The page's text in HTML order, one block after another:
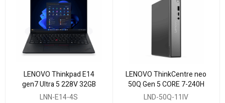
LENOVO ThinkCentre neo
50Q Gen 5 CORE 7-240H
16GB 512NVME WIN11P
LND-50Q-11IV
LENOVO Thinkpad E14
gen7 Ultra 5 228V 32GB
1TB NVME WIN11 Pro 3y
LNN-E14-4S